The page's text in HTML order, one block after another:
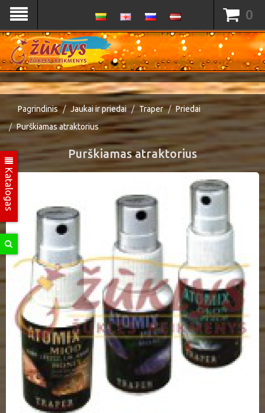
Katalogas
0
Pagrindinis Jaukai ir priedai Traper
Priedai
Purškiamas atraktorius
Purškiamas atraktorius